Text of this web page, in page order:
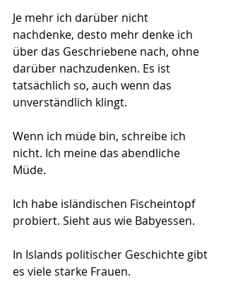
Je mehr ich darüber nicht
nachdenke, desto mehr denke ich
über das Geschriebene nach, ohne
darüber nachzudenken. Es ist
tatsächlich so, auch wenn das
unverständlich klingt.
Wenn ich müde bin, schreibe ich
nicht. Ich meine das abendliche
Müde.
Ich habe isländischen Fischeintopf
probiert. Sieht aus wie Babyessen.
In Islands politischer Geschichte gibt
es viele starke Frauen.